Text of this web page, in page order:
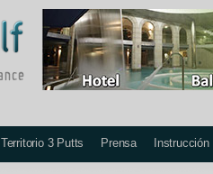
Territorio 3 Putts Prensa Instrucción